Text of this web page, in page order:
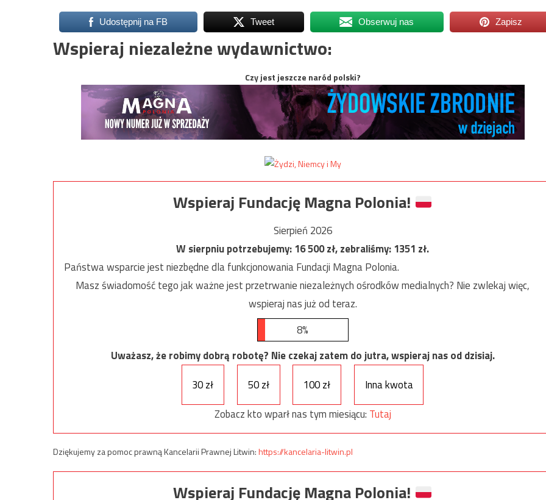
Udostępnij na FB Tweet Obserwuj nas Zapisz
Wspieraj niezależne wydawnictwo:
Czy jest jeszcze naród polski?
Wspieraj Fundację Magna Polonia!
Sierpień 2026
W sierpniu potrzebujemy:16 500zł, zebraliśmy:1351 zł.
Państwa wsparcie jest niezbędne dla funkcjonowania Fundacji Magna Polonia.
Masz świadomość tego jak ważne jest przetrwanie niezależnych ośrodków medialnych? Nie zwlekaj więc,
wspieraj nas już od teraz.
8%
Uważasz, że robimy dobrą robotę? Nie czekaj zatem do jutra, wspieraj nas od dzisiaj.
30 zł
50 zł 100 zł
Inna kwota
Zobacz kto wparł nas tym miesiącu: Tutaj
Dziękujemy za pomoc prawną Kancelarii Prawnej Litwin:https://kancelaria-litwin.pl
Wspieraj Fundację Magna Polonia!